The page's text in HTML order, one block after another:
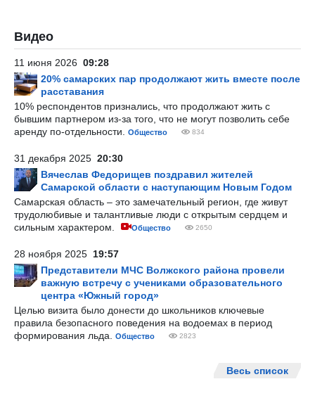
Видео
11 июня 2026 09:28
20% самарских пар продолжают жить вместе после
расставания
10% респондентов признались, что продолжают жить с
бывшим партнером из-за того, что не могут позволить себе
аренду по-отдельности.
Общество 834
31 декабря 2025 20:30
Вячеслав Федорищев поздравил жителей
Самарской области с наступающим Новым Годом
Самарская область – это замечательный регион, где живут
трудолюбивые и талантливые люди с открытым сердцем и
сильным характером.
Общество 2650
28 ноября 2025 19:57
Представители МЧС Волжского района провели
важную встречу с учениками образовательного
центра «Южный город»
Целью визита было донести до школьников ключевые
правила безопасного поведения на водоемах в период
формирования льда.
Общество 2823
Весь список